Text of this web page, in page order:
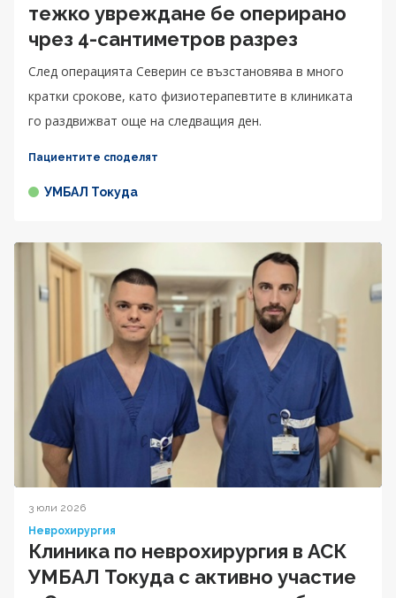
тежко увреждане бе оперирано
чрез 4-сантиметров разрез
След операцията Северин се възстановява в много
кратки срокове, като физиотерапевтите в клиниката
го раздвижват още на следващия ден.
Пациентите споделят
УМБАЛ Токуда
3 юли 2026
Неврохирургия
Клиника по неврохирургия в АСК
УМБАЛ Токуда с активно участие